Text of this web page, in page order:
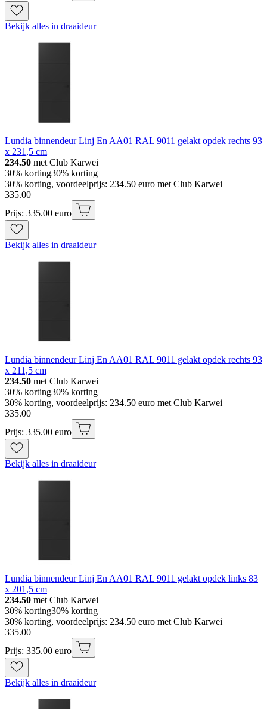
Bekijk alles in draaideur
Lundia binnendeur Linj En AA01 RAL 9011 gelakt opdek rechts 93
x 231,5 cm
234.50 met Club Karwei
30% korting30% korting
30% korting, voordeelprijs: 234.50 euro met Club Karwei
335.00
Prijs: 335.00 euro
Bekijk alles in draaideur
Lundia binnendeur Linj En AA01 RAL 9011 gelakt opdek rechts 93
x 211,5 cm
234.50 met Club Karwei
30% korting30% korting
30% korting, voordeelprijs: 234.50 euro met Club Karwei
335.00
Prijs: 335.00 euro
Bekijk alles in draaideur
Lundia binnendeur Linj En AA01 RAL 9011 gelakt opdek links 83
x 201,5 cm
234.50 met Club Karwei
30% korting30% korting
30% korting, voordeelprijs: 234.50 euro met Club Karwei
335.00
Prijs: 335.00 euro
Bekijk alles in draaideur